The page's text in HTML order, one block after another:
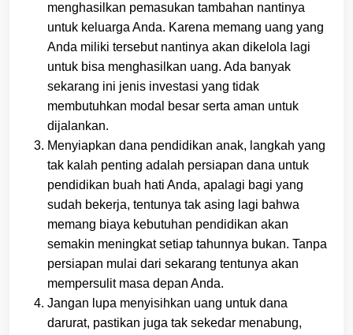
menghasilkan pemasukan tambahan nantinya
untuk keluarga Anda. Karena memang uang yang
Anda miliki tersebut nantinya akan dikelola lagi
untuk bisa menghasilkan uang. Ada banyak
sekarang ini jenis investasi yang tidak
membutuhkan modal besar serta aman untuk
dijalankan.
Menyiapkan dana pendidikan anak, langkah yang
tak kalah penting adalah persiapan dana untuk
pendidikan buah hati Anda, apalagi bagi yang
sudah bekerja, tentunya tak asing lagi bahwa
memang biaya kebutuhan pendidikan akan
semakin meningkat setiap tahunnya bukan. Tanpa
persiapan mulai dari sekarang tentunya akan
mempersulit masa depan Anda.
Jangan lupa menyisihkan uang untuk dana
darurat, pastikan juga tak sekedar menabung,